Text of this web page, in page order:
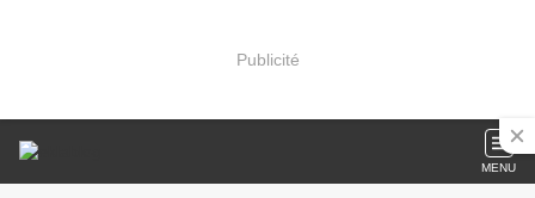
Publicité
MENU